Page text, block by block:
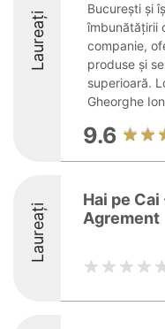
Laureați
București și
îmbunătățirii
companie,
produse și
superioară.
Gheorghe
9.6
Laureați
Hai pe
Agrement